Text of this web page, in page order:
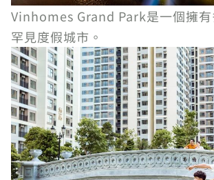
Vinhomes Grand Park是一個擁有
罕見度假城市。